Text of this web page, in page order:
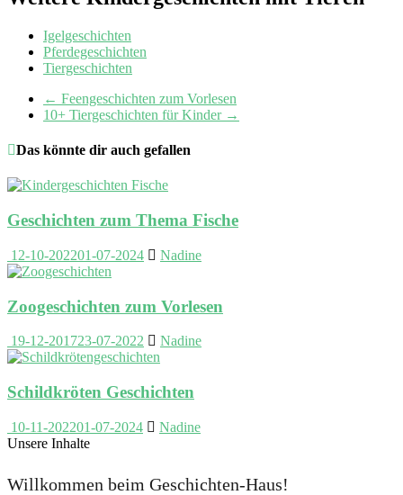
Igelgeschichten
Pferdegeschichten
Tiergeschichten
← Feengeschichten zum Vorlesen
10+ Tiergeschichten für Kinder →
Das könnte dir auch gefallen
Geschichten zum Thema Fische
12-10-202201-07-2024 Nadine
Zoogeschichten zum Vorlesen
19-12-201723-07-2022 Nadine
Schildkröten Geschichten
10-11-202201-07-2024
Nadine
Unsere Inhalte
Willkommen beim Geschichten-Haus!